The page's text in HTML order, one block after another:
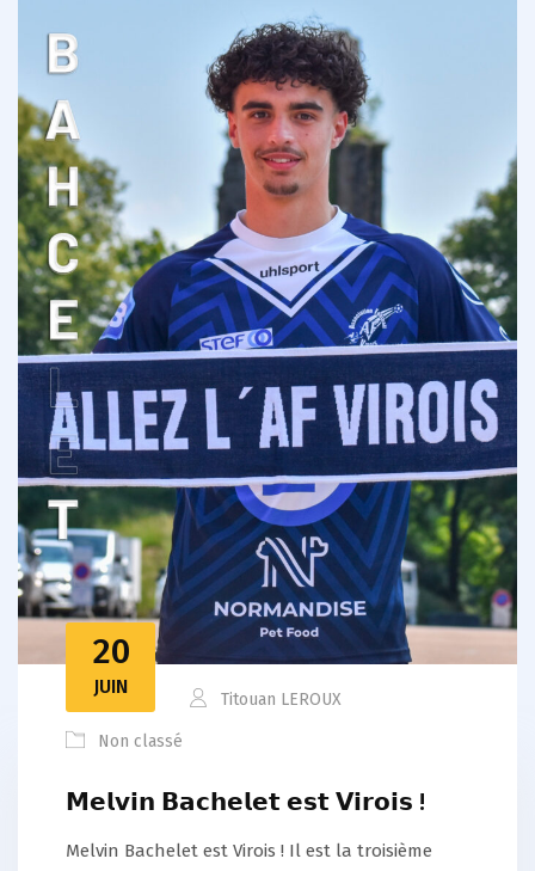
20
JUIN
Titouan LEROUX
Non classé
𝗠𝗲𝗹𝘃𝗶𝗻 𝗕𝗮𝗰𝗵𝗲𝗹𝗲𝘁 𝗲𝘀𝘁 𝗩𝗶𝗿𝗼𝗶𝘀 !
Melvin Bachelet est Virois ! Il est la troisième